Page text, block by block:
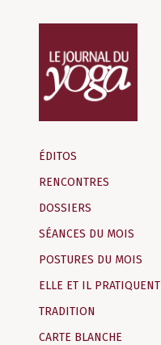
d‘information
indépendant
ÉDITOS
RENCONTRES
DOSSIERS
SÉANCES DU MOIS
POSTURES DU MOIS
ELLE ET IL PRATIQUENT
TRADITION
CARTE BLANCHE